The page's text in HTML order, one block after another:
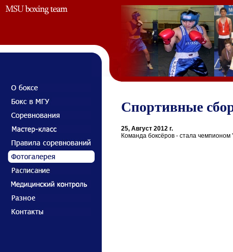
Спортивные
25, Август 2012 г.
Команда боксёров - стала чемпионом